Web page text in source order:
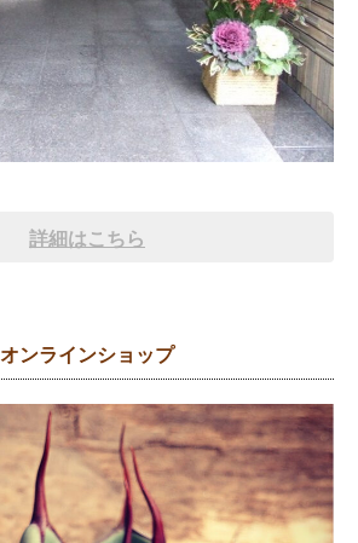
詳細はこちら
オンラインショップ